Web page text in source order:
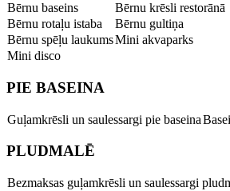
Bērnu baseins
Bērnu krēsli restorānā
Bērnu rotaļu istaba
Bērnu gultiņa
Bērnu spēļu laukumsMini akvaparks
Mini disco
PIE BASEINA
Guļamkrēsli un saulessargi pie baseina
PLUDMALĒ
Bezmaksas guļamkrēsli un saulessargi